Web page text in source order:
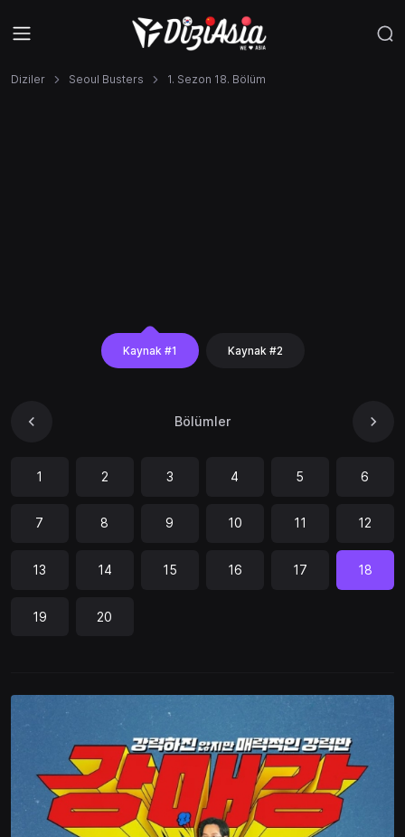
Diziler Seoul Busters 1. Sezon 18. Bölüm
Kaynak #1 Kaynak #2
Bölümler
1 2 3 4 5 6
7 8 9 10 11 12
13 14 15 16 17 18
19 20